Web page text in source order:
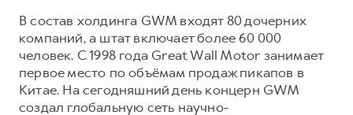
В состав холдинга GWM входят 80 дочерних
компаний, а штат включает более 60 000
человек. С 1998 года Great Wall Motor занимает
первое место по объёмам продаж пикапов в
Китае. На сегодняшний день концерн GWM
создал глобальную сеть научно-